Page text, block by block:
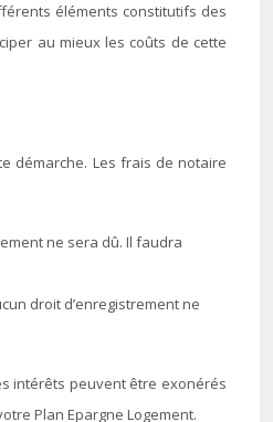
éléments constitutifs des
au mieux les coûts de cette
démarche. Les frais de notaire
ne sera dû. Il faudra
droit d’enregistrement ne
intérêts peuvent être exonérés
Plan Epargne Logement.